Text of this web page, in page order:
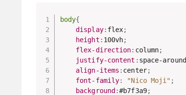
body{
display: flex;
height : 100vh;
flex-direction: column;
justify-content : space-around
align-items : center;
font-family: "Nico Moji" ;
background :#b7f3a9;